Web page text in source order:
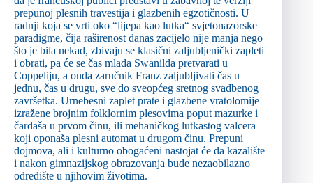
prepunoj plesnih travestija i glazbenih egzotičnosti. U
radnji koja se vrti oko “lijepa kao lutka“ svjetonazorske
paradigme, čija raširenost danas zacijelo nije manja nego
što je bila nekad, zbivaju se klasični zaljubljenički zapleti
i obrati, pa će se čas mlada Swanilda pretvarati u
Coppeliju, a onda zaručnik Franz zaljubljivati čas u
jednu, čas u drugu, sve do sveopćeg sretnog svadbenog
završetka. Urnebesni zaplet prate i glazbene vratolomije
izražene brojnim folklornim plesovima poput mazurke i
čardaša u prvom činu, ili mehaničkog lutkastog valcera
koji oponaša plesni automat u drugom činu. Prepuni
dojmova, ali i kulturno obogaćeni nastojat će da kazalište
i nakon gimnazijskog obrazovanja bude nezaobilazno
odredište u njihovim životima.